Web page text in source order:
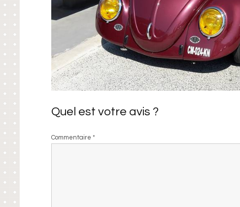
Quel est votre avis ?
Commentaire*